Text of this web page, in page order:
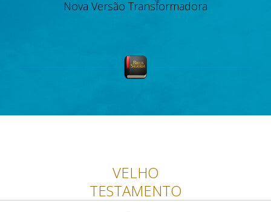
Nova Versão Transformadora
VELHO
TESTAMENTO